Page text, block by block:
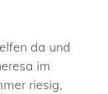
da und
im
riesig,